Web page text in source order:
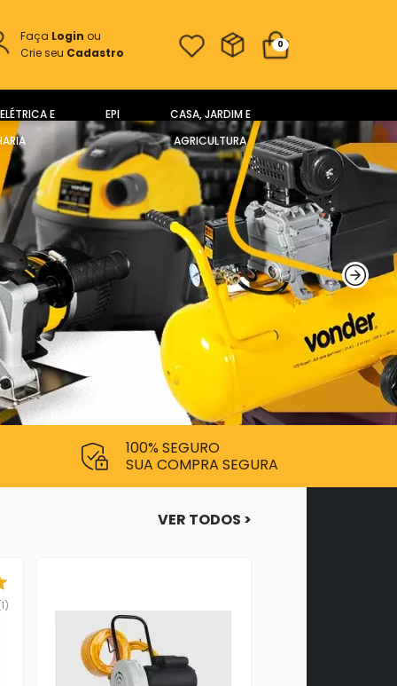
Faça Login ou
Crie seu Cadastro
0
E
EPI
CASA, JARDIM E
AGRICULTURA
100% SEGURO
SUA COMPRA SEGURA
VER TODOS >